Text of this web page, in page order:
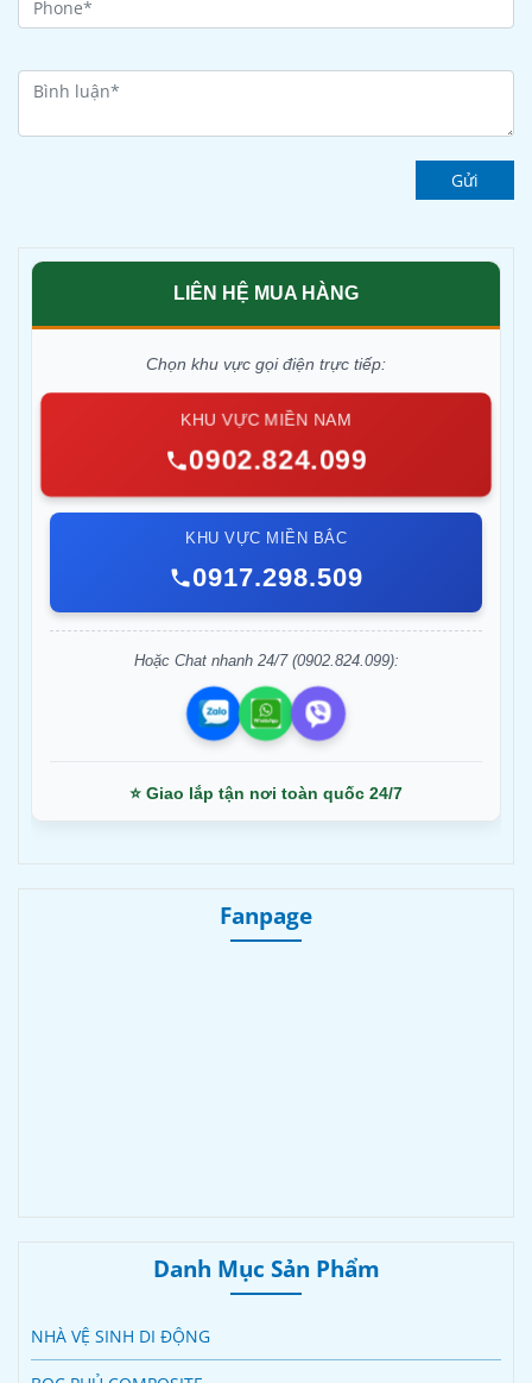
Gửi
LIÊN HỆ MUA HÀNG
Chọn khu vực gọi điện trực tiếp:
KHU VỰC MIỀN NAM
0902.824.099
KHU VỰC MIỀN BẮC
0917.298.509
Hoặc Chat nhanh 24/7 (0902.824.099):
⭐ Giao lắp tận nơi toàn quốc 24/7
Fanpage
Danh Mục Sản Phẩm
NHÀ VỆ SINH DI ĐỘNG